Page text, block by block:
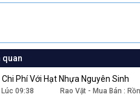
26
Verdana
quan
Phí Với Hạt Nhựa Nguyên Sinh
Lúc 09:38 Rao Vặt - Mua Bán :